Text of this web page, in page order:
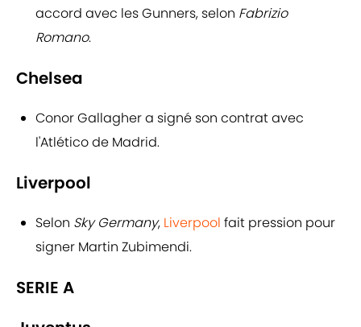
accord avec les Gunners, selon Fabrizio
Romano.
Chelsea
Conor Gallagher a signé son contrat avec
l'Atlético de Madrid.
Liverpool
Selon Sky Germany, Liverpool fait pression pour
signer Martin Zubimendi.
SERIE A